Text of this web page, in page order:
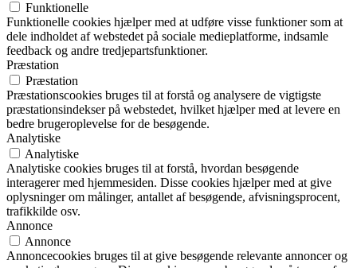
Funktionelle
Funktionelle cookies hjælper med at udføre visse funktioner som at
dele indholdet af webstedet på sociale medieplatforme, indsamle
feedback og andre tredjepartsfunktioner.
Præstation
Præstation
Præstationscookies bruges til at forstå og analysere de vigtigste
præstationsindekser på webstedet, hvilket hjælper med at levere en
bedre brugeroplevelse for de besøgende.
Analytiske
Analytiske
Analytiske cookies bruges til at forstå, hvordan besøgende
interagerer med hjemmesiden. Disse cookies hjælper med at give
oplysninger om målinger, antallet af besøgende, afvisningsprocent,
trafikkilde osv.
Annonce
Annonce
Annoncecookies bruges til at give besøgende relevante annoncer og